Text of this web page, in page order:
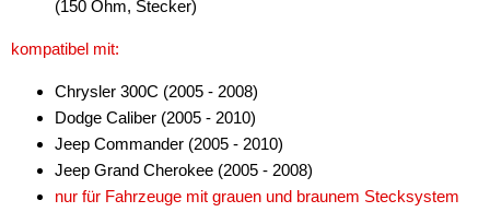
(150 Ohm, Stecker)
kompatibel mit:
Chrysler 300C (2005 - 2008)
Dodge Caliber (2005 - 2010)
Jeep Commander (2005 - 2010)
Jeep Grand Cherokee (2005 - 2008)
nur für Fahrzeuge mit grauen und braunem Stecksystem